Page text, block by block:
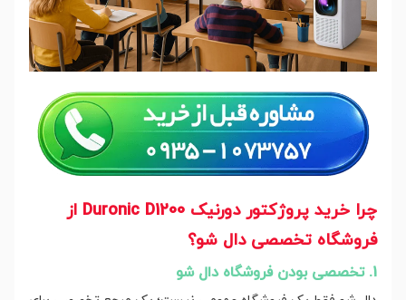
چرا خرید پروژکتور دورنیک Duronic D1200 از
فروشگاه تخصصی دال شو؟
1. تخصصی بودن فروشگاه دال شو